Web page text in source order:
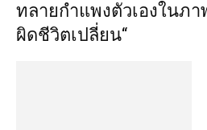
ทลายกำแพงตัวเองในภา
ผิดชีวิตเปลี่ยน“